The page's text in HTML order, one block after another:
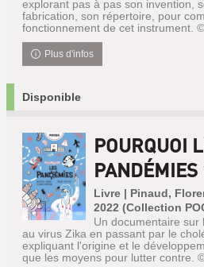
explorant pas à pas son invention,
fabrication, son répertoire, pour
fonctionnement de cet instrument.
Plus d'infos
Disponible
POURQUOI
PANDÉMIES
Livre | Pinaud,
2022 (Collection
Un documentaire sur
au virus Zika en passant par le
expliquant l'origine et le
que les moyens pour lutter contre.